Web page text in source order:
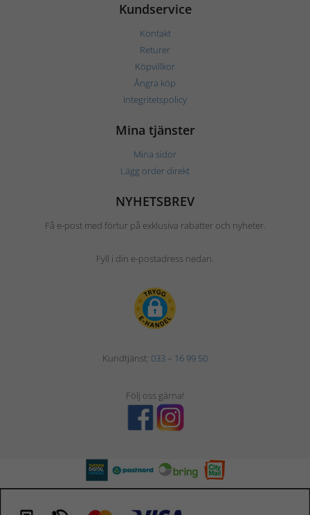
Kundservice
Kontakt
Returer
Köpvillkor
Ångra köp
Integritetspolicy
Mina tjänster
Mina sidor
Lägg order direkt
NYHETSBREV
Få e-post med förtur på exklusiva rabatter och nyheter.
Fyll i din e-postadress nedan.
Kundtjänst: 033 – 16 99 50
Följ oss gärna!